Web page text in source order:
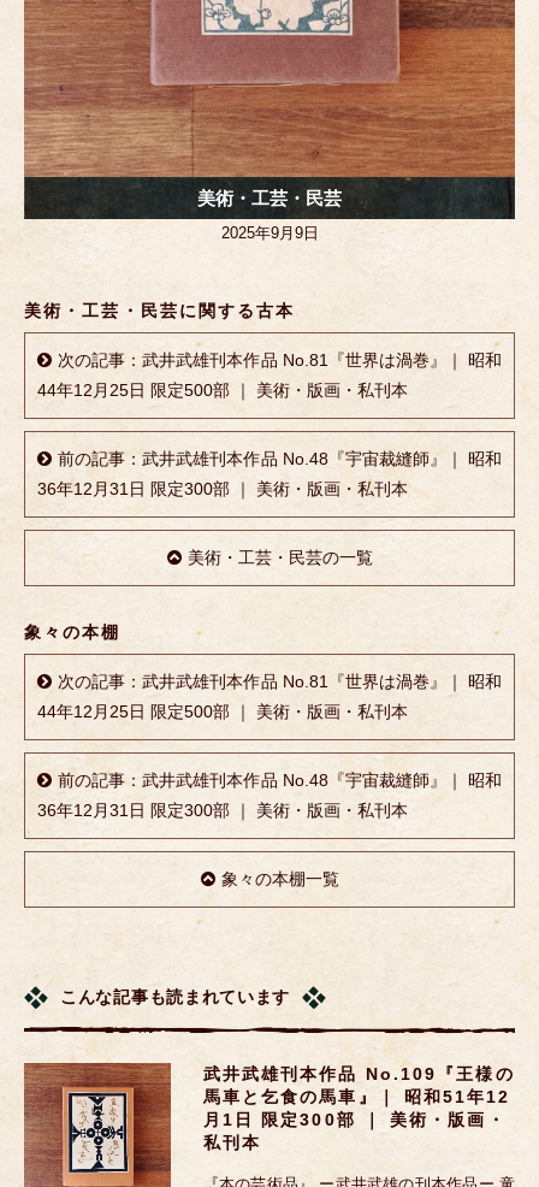
美術・工芸・民芸
2025年9月9日
美術・工芸・民芸に関する古本
次の記事：武井武雄刊本作品 No.81『世界は渦巻』｜ 昭和
44年12月25日 限定500部 ｜ 美術・版画・私刊本
前の記事：武井武雄刊本作品 No.48『宇宙裁縫師』｜ 昭和
36年12月31日 限定300部 ｜ 美術・版画・私刊本
美術・工芸・民芸の一覧
象々の本棚
次の記事：武井武雄刊本作品 No.81『世界は渦巻』｜ 昭和
44年12月25日 限定500部 ｜ 美術・版画・私刊本
前の記事：武井武雄刊本作品 No.48『宇宙裁縫師』｜ 昭和
36年12月31日 限定300部 ｜ 美術・版画・私刊本
象々の本棚一覧
こんな記事も読まれています
武井武雄刊本作品 No.109『王様の
馬車と乞食の馬車』｜ 昭和51年12
月1日 限定300部 ｜ 美術・版画・
私刊本